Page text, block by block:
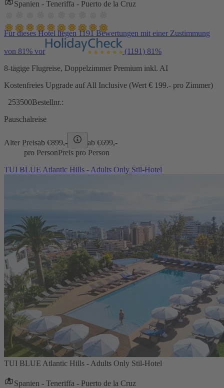
Spanien - Teneriffa - Puerto de la Cruz
Für dieses Hotel liegen 1191 Bewertungen mit einer Zustimmung
von 81% vor (1191) 81%
8-tägige Flugreise, Doppelzimmer Premium inkl. AI
Kostenfreies Upgrade auf All Inclusive (Wert € 199.- pro Zimmer)
253500Bestellnr.:
Pauschalreise
Alter Preisab €899,- ab €699,-
pro PersonPreis pro Person
TUI BLUE Atlantic Hills - Adults Only Stil-Hotel
TUI BLUE Atlantic Hills - Adults Only Stil-Hotel
Spanien - Teneriffa - Puerto de la Cruz